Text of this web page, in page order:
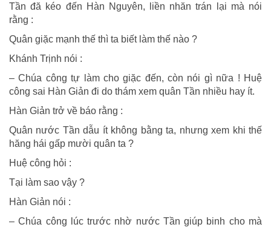
Tần đă kéo đến Hàn Nguyên, liền nhăn trán lại mà nói
rằng :
Quân giặc mạnh thế thì ta biết làm thế nào ?
Khánh Trịnh nói :
– Chúa công tự làm cho giặc đến, còn nói gì nữa ! Huệ
công sai Hàn Giản đi do thám xem quân Tần nhiều hay ít.
Hàn Giản trở về báo rằng :
Quân nước Tần dẫu ít không bằng ta, nhưng xem khi thế
hăng hái gấp mười quân ta ?
Huệ công hỏi :
Tại làm sao vậy ?
Hàn Giản nói :
– Chúa công lúc trước nhờ nước Tần giúp binh cho mà